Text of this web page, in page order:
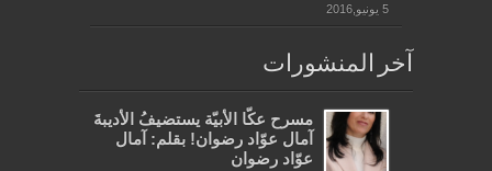
5 يونيو,2016
آخر المنشورات
مسرح عكّا الأبيّة يستضيفُ الأديبةَ
آمال عوّاد رضوان! بقلم: آمال
عوّاد رضوان